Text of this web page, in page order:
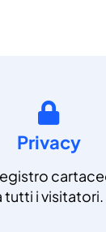
Privacy
tutti i visitatori.